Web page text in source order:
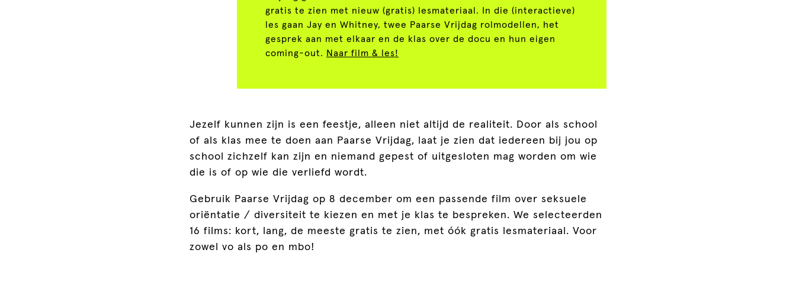
gratis te zien met nieuw (gratis) lesmateriaal. In die (interactieve)
les gaan Jay en Whitney, twee Paarse Vrijdag rolmodellen, het
gesprek aan met elkaar en de klas over de docu en hun eigen
coming-out. Naar film & les!
Jezelf kunnen zijn is een feestje, alleen niet altijd de realiteit. Door als school
of als klas mee te doen aan Paarse Vrijdag, laat je zien dat iedereen bij jou op
school zichzelf kan zijn en niemand gepest of uitgesloten mag worden om wie
die is of op wie die verliefd wordt.
Gebruik Paarse Vrijdag op 8 december om een passende film over seksuele
oriëntatie / diversiteit te kiezen en met je klas te bespreken. We selecteerden
16 films: kort, lang, de meeste gratis te zien, met óók gratis lesmateriaal. Voor
zowel vo als po en mbo!